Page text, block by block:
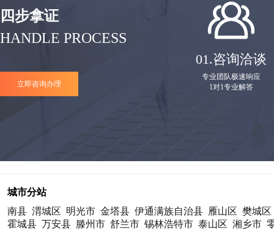
四步拿证
HANDLE PROCESS
立即咨询办理
01.咨询洽谈
专业团队极速响应
1对1专业解答
城市分站
南县 渭城区 明光市 金塔县 伊通满族自治县 雁山区 樊城区
霍城县 万安县 滕州市 舒兰市 锡林浩特市 泰山区 湘乡市